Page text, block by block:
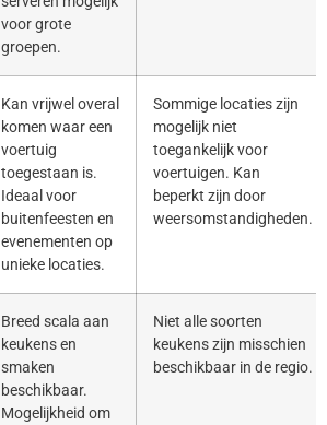
voor grote
groepen.
Kan vrijwel overal
komen waar een
voertuig
toegestaan is.
Ideaal voor
buitenfeesten en
evenementen op
unieke locaties.
Sommige locaties zijn
mogelijk niet
toegankelijk voor
voertuigen. Kan
beperkt zijn door
weersomstandigheden.
Breed scala aan
keukens en
smaken
beschikbaar.
Mogelijkheid om
Niet alle soorten
keukens zijn misschien
beschikbaar in de regio.